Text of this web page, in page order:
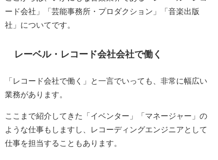
ード会社」「芸能事務所・プロダクション」「音楽出版
社」についてです。
レーベル・レコード会社会社で働く
「レコード会社で働く」と一言でいっても、非常に幅広い
業務があります。
ここまで紹介してきた「イベンター」「マネージャー」の
ような仕事もしますし、レコーディングエンジニアとして
仕事を担当することもあります。